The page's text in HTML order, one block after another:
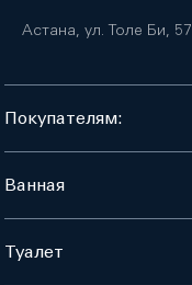
Астана, ул. Толе Би, 57
Покупателям:
Ванная
Туалет